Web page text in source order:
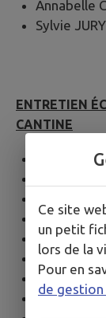
Annabelle
Sylvie JURY
ENTRETIEN
CANTINE
Nelly
Emilie
Aurore
Isabelle
Marie-Eve
Fabienne
Ce site
un petit
lors de la
Pour en
de